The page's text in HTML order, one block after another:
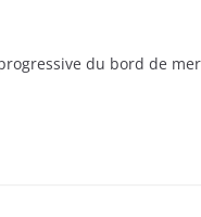
du bord de